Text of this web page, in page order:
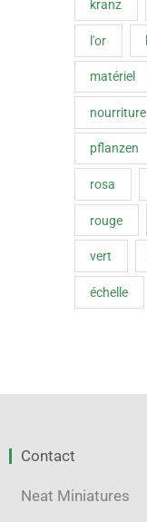
kranz
l'or
matériel
nourriture
pflanzen
rosa
rouge
vert
échelle
Contact
Neat Miniatures